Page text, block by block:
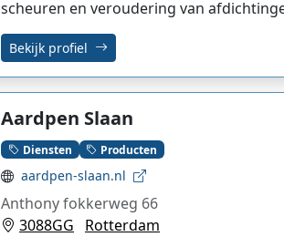
scheuren en veroudering van
Bekijk profiel
Aardpen Slaan
Diensten Producten
aardpen-slaan.nl
Anthony fokkerweg 66
3088GG
Rotterdam